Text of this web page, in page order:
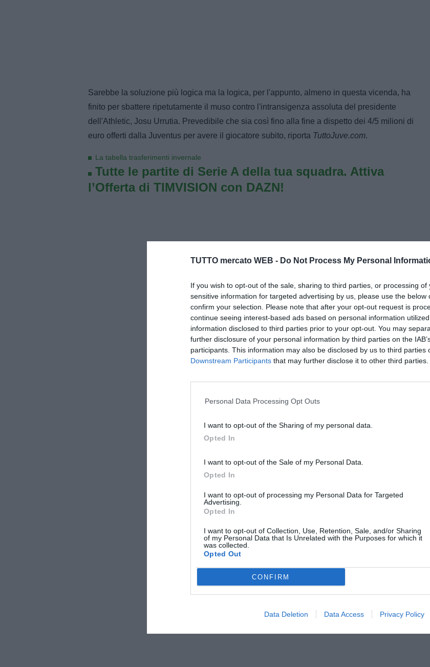
TUTTO mercato WEB - Do Not Process My Personal
If you wish to opt-out of the sale, sharing to third parties, or processing of
sensitive information for targeted advertising by us, please use the below
confirm your selection. Please note that after your opt-out request is
continue seeing interest-based ads based on personal information
information disclosed to third parties prior to your opt-out. You may
further disclosure of your personal information by third parties on the
participants. This information may also be disclosed by us to third parties
Downstream Participants that may further disclose it to other third parties.
Personal Data Processing Opt Outs
I want to opt-out of the Sharing of my personal data.
Opted In
I want to opt-out of the Sale of my Personal Data.
Opted In
I want to opt-out of processing my Personal Data for Targeted
Advertising.
Opted In
I want to opt-out of Collection, Use, Retention, Sale, and/or Sharing
of my Personal Data that Is Unrelated with the Purposes for which it
was collected.
Opted Out
CONFIRM
Data Deletion Data Access Privacy Policy
Sarebbe la soluzione più logica ma la logica, per l'appunto, almeno in questa vicenda, ha
finito per sbattere ripetutamente il muso contro l'intransigenza assoluta del presidente
dell'Athletic, Josu Urrutia. Prevedibile che sia così fino alla fine a dispetto dei 4/5 milioni di
euro offerti dalla Juventus per avere il giocatore subito, riporta TuttoJuve.com.
La tabella trasferimenti invernale
Tutte le partite di Serie A della tua squadra. Attiva
l’Offerta di TIMVISION con DAZN!